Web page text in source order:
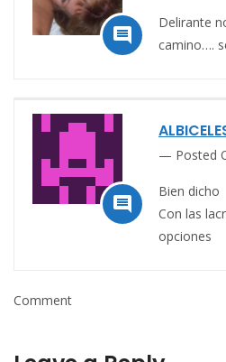

Delirante
camino….

Posted
Bien dicho
Con las
opciones
Comment